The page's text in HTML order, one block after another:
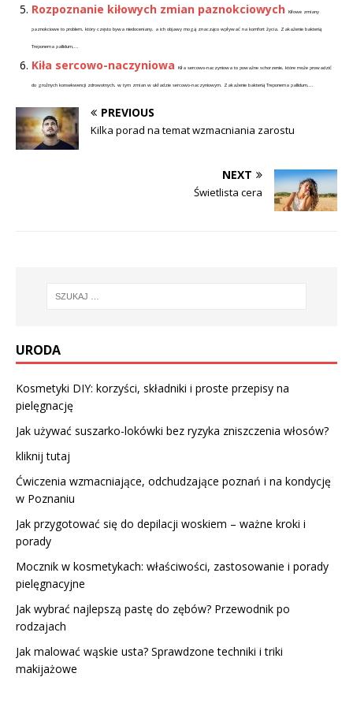
Rozpoznanie kiłowych zmian paznokciowych Kiłowe zmiany
paznokciowe to problem, który często bywa niedoceniany, a ich objawy mogą znacząco wpływać na komfort życia. Zakażenie bakterią
Treponema pallidum,...
Kiła sercowo-naczyniowa Kiła sercowo-naczyniowa to poważne schorzenie, które może prowadzić
do groźnych konsekwencji zdrowotnych, w tym zmian w układzie sercowo-naczyniowym. Zakażenie bakterią Treponema pallidum,...
PREVIOUS
Kilka porad na temat wzmacniania zarostu
NEXT
Świetlista cera
URODA
Kosmetyki DIY: korzyści, składniki i proste przepisy na
pielęgnację
Jak używać suszarko-lokówki bez ryzyka zniszczenia włosów?
kliknij tutaj
Ćwiczenia wzmacniające, odchudzające poznań i na kondycję
w Poznaniu
Jak przygotować się do depilacji woskiem – ważne kroki i
porady
Mocznik w kosmetykach: właściwości, zastosowanie i porady
pielęgnacyjne
Jak wybrać najlepszą pastę do zębów? Przewodnik po
rodzajach
Jak malować wąskie usta? Sprawdzone techniki i triki
makijażowe